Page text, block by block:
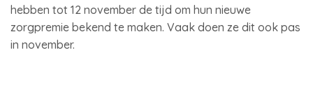
hebben tot 12 november de tijd om hun nieuwe
zorgpremie bekend te maken. Vaak doen ze dit ook pas
in november.